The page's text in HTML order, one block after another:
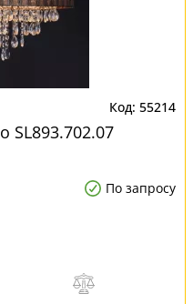
55214
SL893.702.07
По запросу